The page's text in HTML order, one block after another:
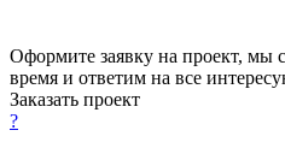
Оформите заявку на проект, мы
время и ответим на все
Заказать проект
?